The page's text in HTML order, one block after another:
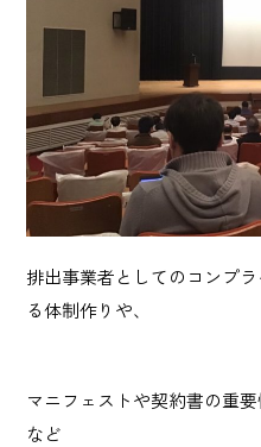
News
お知らせ
Recruit
採用情報
Privacy Policy
プライバシーポリシー
Contact
排出事業者としてのコンプ
る体制作りや、
マニフェストや契約書の重
など